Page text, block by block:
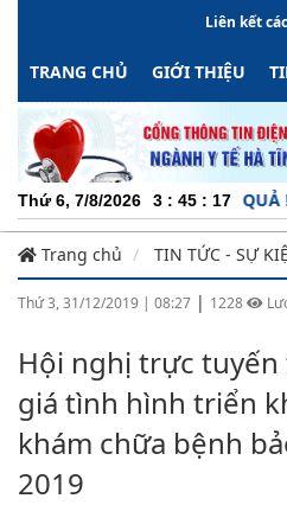
Liên kết
TRANG CHỦ GIỚI THIỆU
Thứ 6, 7/8/2026 3 : 45 : 17
Trang chủ TIN TỨC - SỰ
Thứ 3, 31/12/2019 | 08:27 | 1228
Hội nghị trực
giá tình hình triển
khám chữa bệnh
2019